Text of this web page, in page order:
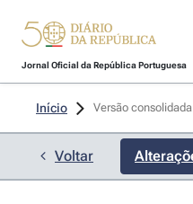
Jornal Oficial da República Portuguesa
Início Versão consolidada
Voltar